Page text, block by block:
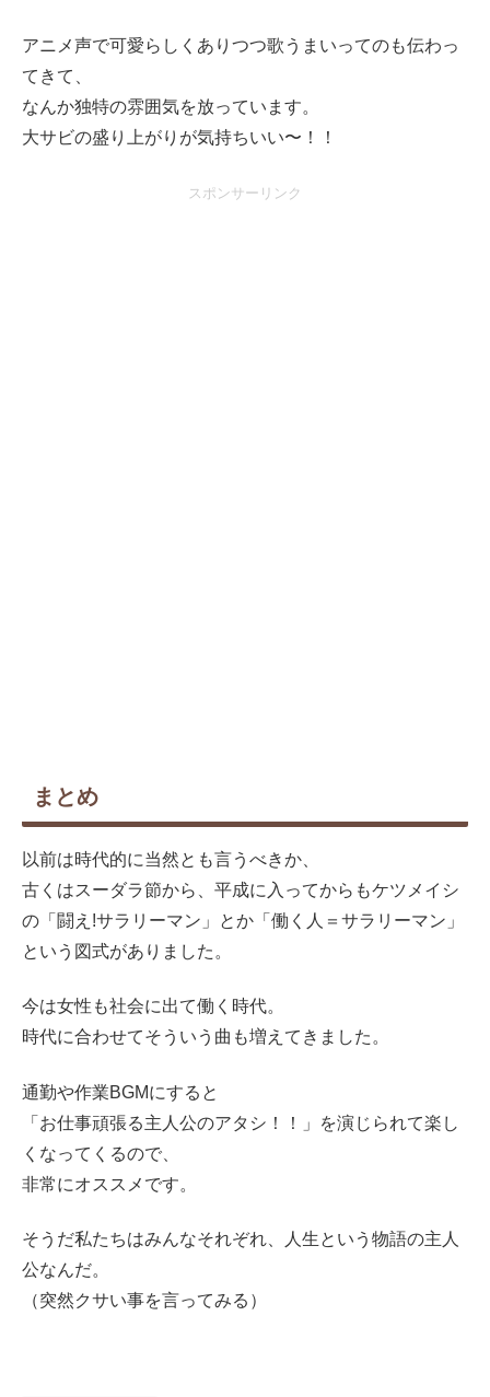
アニメ声で可愛らしくありつつ歌うまいってのも伝わっ
てきて、
なんか独特の雰囲気を放っています。
大サビの盛り上がりが気持ちいい〜！！
スポンサーリンク
まとめ
以前は時代的に当然とも言うべきか、
古くはスーダラ節から、平成に入ってからもケツメイシ
の「闘え!サラリーマン」とか「働く人＝サラリーマン」
という図式がありました。
今は女性も社会に出て働く時代。
時代に合わせてそういう曲も増えてきました。
通勤や作業BGMにすると
「お仕事頑張る主人公のアタシ！！」を演じられて楽し
くなってくるので、
非常にオススメです。
そうだ私たちはみんなそれぞれ、人生という物語の主人
公なんだ。
（突然クサい事を言ってみる）